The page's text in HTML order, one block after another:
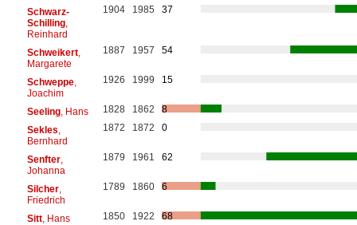
Schwarz-
Schilling,
Reinhard
1904 1985 37
Schweikert,
Margarete
1887 1957 54
Schweppe,
Joachim
1926 1999 15
Seeling, Hans 1828 1862
8
Sekles
Bernhard
1872 1872 0
Senfter,
Johanna
1879 1961 62
Silcher,
Friedrich
1789 1860 6
Sitt, Hans 1850 1922
68